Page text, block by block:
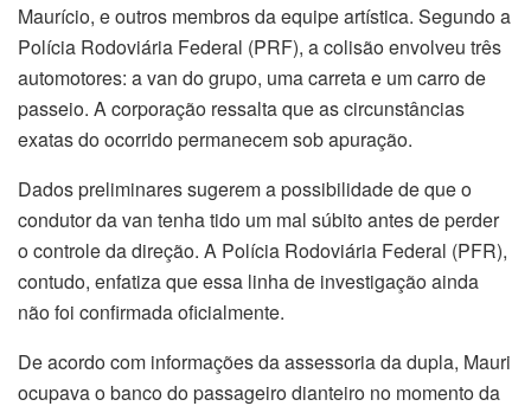
Maurício, e outros membros da equipe artística. Segundo a
Polícia Rodoviária Federal (PRF), a colisão envolveu três
automotores: a van do grupo, uma carreta e um carro de
passeio. A corporação ressalta que as circunstâncias
exatas do ocorrido permanecem sob apuração.
Dados preliminares sugerem a possibilidade de que o
condutor da van tenha tido um mal súbito antes de perder
o controle da direção. A Polícia Rodoviária Federal (PFR),
contudo, enfatiza que essa linha de investigação ainda
não foi confirmada oficialmente.
De acordo com informações da assessoria da dupla, Mauri
ocupava o banco do passageiro dianteiro no momento da